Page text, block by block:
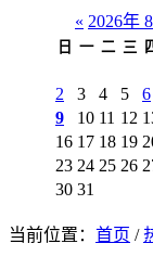
« 2026年
日 一 二 三
2
3 4 5 6
9
10 11 12
16 17 18 19
23 24 25 26
30 31
当前位置： 首页 /